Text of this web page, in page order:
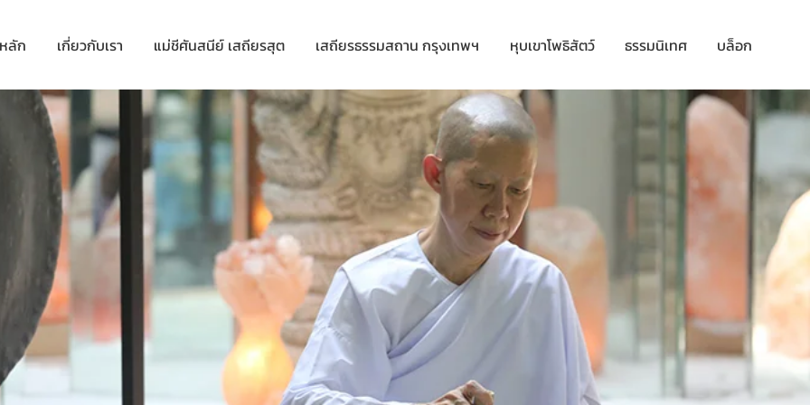
ลัก เกี่ยวกับเรา แม่ชีศันสนีย์ เสถียรสุต เสถียรธรรมสถาน กรุงเทพฯ หุบเขาโพธิสัตว์ ธรรมนิเทศ บล็อก